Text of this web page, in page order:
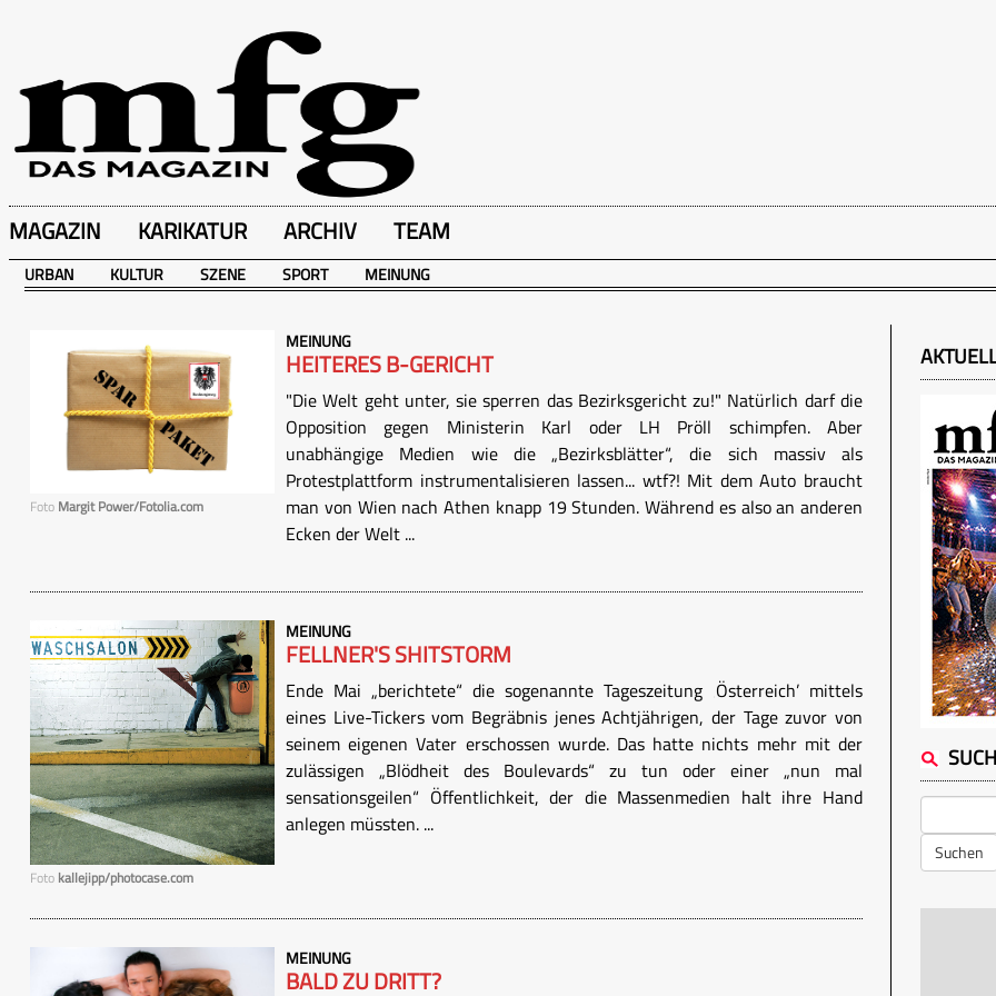
MAGAZIN KARIKATUR ARCHIV TEAM
URBAN KULTUR SZENE SPORT MEINUNG
Foto Margit Power/Fotolia.com
MEINUNG
HEITERES B-GERICHT
"Die Welt geht unter, sie sperren das Bezirksgericht zu!" Natürlich darf die
Opposition gegen Ministerin Karl oder LH Pröll schimpfen. Aber
unabhängige Medien wie die „Bezirksblätter“, die sich massiv als
Protestplattform instrumentalisieren lassen... wtf?! Mit dem Auto braucht
man von Wien nach Athen knapp 19 Stunden. Während es also an anderen
Ecken der Welt ...
Foto kallejipp/photocase.com
MEINUNG
FELLNER'S SHITSTORM
Ende Mai „berichtete“ die sogenannte Tageszeitung ‚Österreich’ mittels
eines Live-Tickers vom Begräbnis jenes Achtjährigen, der Tage zuvor von
seinem eigenen Vater erschossen wurde. Das hatte nichts mehr mit der
zulässigen „Blödheit des Boulevards“ zu tun oder einer „nun mal
sensationsgeilen“ Öffentlichkeit, der die Massenmedien halt ihre Hand
anlegen müssten. ...
MEINUNG
BALD ZU DRITT?
Suchen